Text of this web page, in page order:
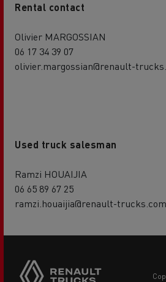
Rental contact
Olivier MARGOSSIAN
06 17 34 39 07
olivier.margossian@renault-
Used truck salesman
Ramzi HOUAIJIA
06 65 89 67 25
ramzi.houaijia@renault-trucks.com